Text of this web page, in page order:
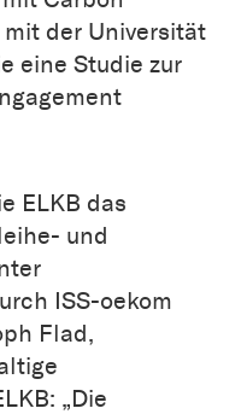
der Universität
eine Studie zur
ELKB das
und
ISS-oekom
Flad,
„Die